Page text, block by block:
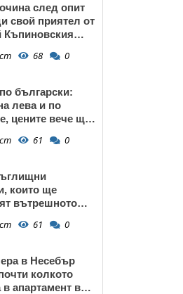
след опит
свой приятел от
Къпиновския
68 0
български:
лева и по
цените вече ще
61 0
които ще
вътрешното
61 0
в Несебър
колкото
апартамент в